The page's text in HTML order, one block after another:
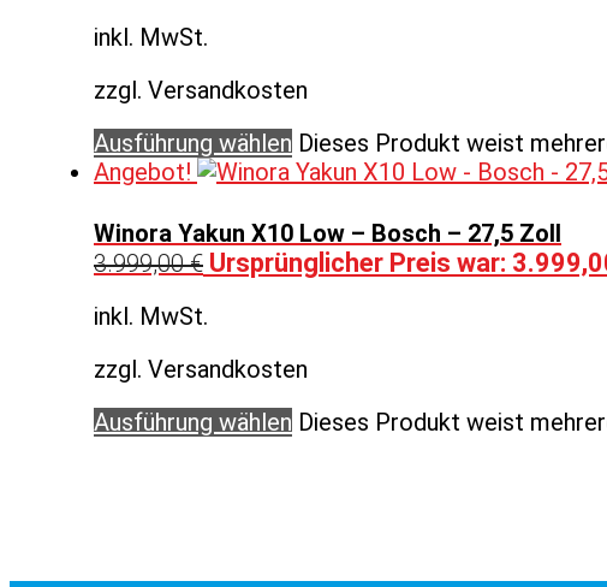
inkl. MwSt.
zzgl. Versandkosten
Ausführung wählen Dieses Produkt weist
Angebot!
Winora Yakun X10 Low – Bosch – 27,5 Zoll
3.999,00€ Ursprünglicher Preis war:
inkl. MwSt.
zzgl. Versandkosten
Ausführung wählen Dieses Produkt weist